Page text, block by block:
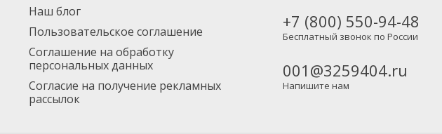
Наш блог
Пользовательское соглашение
Соглашение на обработку
персональных данных
Согласие на получение рекламных
рассылок
+7 (800) 550-94-48
Бесплатный звонок по России
001@3259404.ru
Напишите нам